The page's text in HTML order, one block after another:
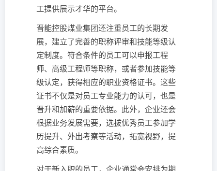
工提供展示才华的平台。
晋能控股煤业集团还注重员工的长期发
展，建立了完善的职称评审和技能等级认
定制度。符合条件的员工可以申报工程
师、高级工程师等职称，或者参加技能等
级认定，获得相应的职业资格证书。这些
证书不仅是对员工专业能力的认可，也是
晋升和加薪的重要依据。此外，企业还会
根据业务发展需要，选拔优秀员工参加学
历提升、外出考察等活动，拓宽视野，提
高综合素质。